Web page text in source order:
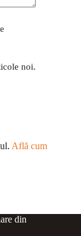
noi.
Află cum
din